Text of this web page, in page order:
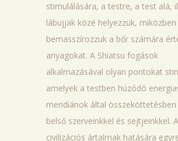
stimulálására, a testre, a test alá,
lábujjak közé helyezzük, miközben
bemasszírozzuk a bőr számára
anyagokat. A Shiatsu fogások
alkalmazásával olyan pontokat
amelyek a testben húzódó
meridiánok által összeköttetésben
belső szerveinkkel és sejtjeinkkel. A
civilizációs ártalmak hatására